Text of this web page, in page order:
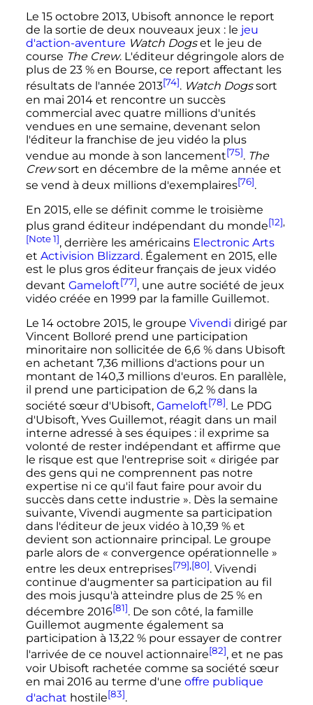
Le 15 octobre 2013, Ubisoft annonce le report
de la sortie de deux nouveaux jeux : le jeu
d'action-aventure Watch Dogset le jeu de
course The Crew. L'éditeur dégringole alors de
plus de 23 % en Bourse, ce report affectant les
résultats de l'année 2013[74]. Watch Dogssort
en mai 2014et rencontre un succès
commercial avec quatre millions d'unités
vendues en une semaine, devenant selon
l'éditeur la franchise de jeu vidéo la plus
vendue au monde à son lancement[75]. The
Crewsort en décembre de la même année et
se vend à deux millions d'exemplaires[76].
En 2015, elle se définit comme le troisième
plus grand éditeur indépendant du monde[12],
[Note 1], derrière les américains Electronic Arts
et Activision Blizzard. Également en 2015, elle
est le plus gros éditeur français de jeux vidéo
devant Gameloft[77], une autre société de jeux
vidéo créée en 1999 par la famille Guillemot.
Le 14 octobre 2015, le groupe Vivendi dirigé par
Vincent Bolloré prend une participation
minoritaire non sollicitée de 6,6 % dans Ubisoft
en achetant 7,36 millionsd'actions pour un
montant de 140,3 millionsd'euros. En parallèle,
il prend une participation de 6,2 % dans la
société sœur d'Ubisoft, Gameloft[78]. Le PDG
d'Ubisoft, Yves Guillemot, réagit dans un mail
interne adressé à ses équipes : il exprime sa
volonté de rester indépendant et affirme que
le risque est que l'entreprise soit « dirigée par
des gens qui ne comprennent pas notre
expertise ni ce qu'il faut faire pour avoir du
succès dans cette industrie ». Dès la semaine
suivante, Vivendi augmente sa participation
dans l'éditeur de jeux vidéo à 10,39 % et
devient son actionnaire principal. Le groupe
parle alors de « convergence opérationnelle »
entre les deux entreprises[79],[80]. Vivendi
continue d'augmenter sa participation au fil
des mois jusqu'à atteindre plus de 25 % en
décembre 2016[81]. De son côté, la famille
Guillemot augmente également sa
participation à 13,22 % pour essayer de contrer
l'arrivée de ce nouvel actionnaire[82], et ne pas
voir Ubisoft rachetée comme sa société sœur
en mai 2016au terme d'une offre publique
d'achat hostile[83].